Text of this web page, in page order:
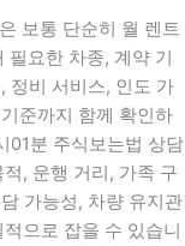
보통 단순히 월 렌트
필요한 차종, 계약 기
정비 서비스, 인도 가
준까지 함께 확인하
01분 주식보는법 상담
, 운행 거리, 가족 구
가능성, 차량 유지관
으로 잡을 수 있습니